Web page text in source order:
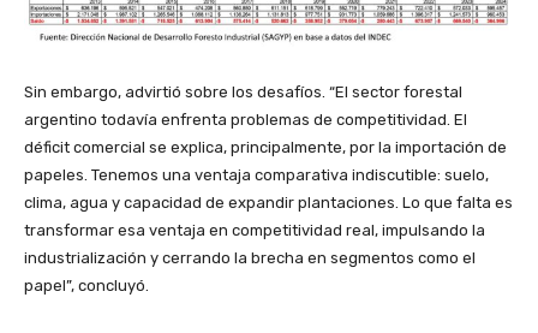
Sin embargo, advirtió sobre los desafíos. “El sector forestal
argentino todavía enfrenta problemas de competitividad. El
déficit comercial se explica, principalmente, por la importación de
papeles. Tenemos una ventaja comparativa indiscutible: suelo,
clima, agua y capacidad de expandir plantaciones. Lo que falta es
transformar esa ventaja en competitividad real, impulsando la
industrialización y cerrando la brecha en segmentos como el
papel”, concluyó.